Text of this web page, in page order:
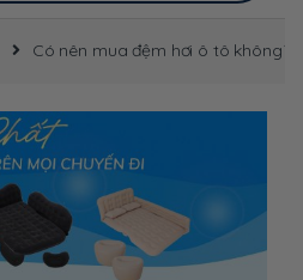
Có nên mua đệm hơi ô tô không?